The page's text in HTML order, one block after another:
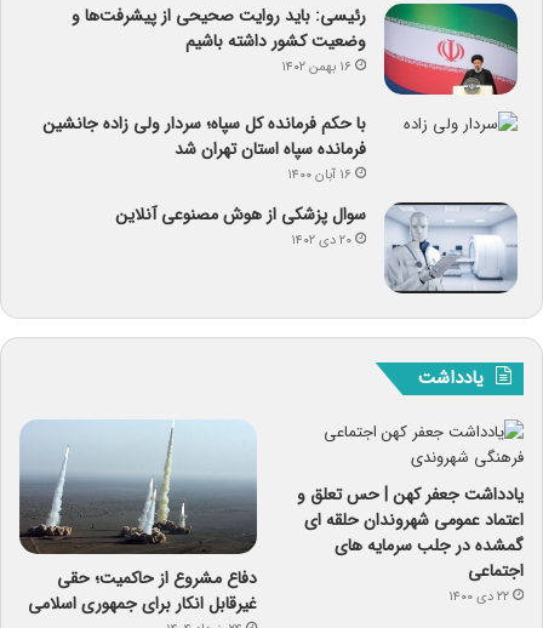
رئیسی: باید روایت صحیحی از پیشرفت‌ها و
وضعیت کشور داشته باشیم
۱۶ بهمن ۱۴۰۲
با حکم فرمانده کل سپاه؛ سردار ولی زاده جانشین
فرمانده سپاه استان تهران شد
۱۶ آبان ۱۴۰۰
سوال پزشکی از هوش مصنوعی آنلاین
۲۰ دی ۱۴۰۲
یادداشت
یادداشت جعفر کهن | حس تعلق و
اعتماد عمومی شهروندان حلقه ای
گمشده در جلب سرمایه های
اجتماعی
۲۲ دی ۱۴۰۰
دفاع مشروع از حاکمیت؛ حقی
غیرقابل انکار برای جمهوری اسلامی